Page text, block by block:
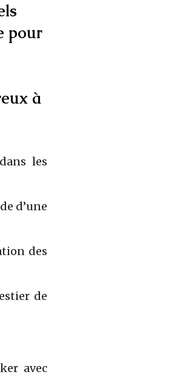
pour
à
les
d’une
des
de
avec